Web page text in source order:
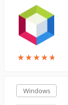
★★★★★
★★★★★
Windows